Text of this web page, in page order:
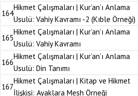
164
Hikmet Çalışmaları | Kur’an’ı Anlama
Usulü: Vahiy Kavramı -2 (Kıble Örneği)
165
Hikmet Çalışmaları | Kur’an’ı Anlama
Usulü: Vahiy Kavramı
166
Hikmet Çalışmaları | Kur’an’ı Anlama
Usulü: Din Tanımı
167
Hikmet Çalışmaları | Kitap ve Hikmet
İlişkisi: Ayaklara Mesh Örneği